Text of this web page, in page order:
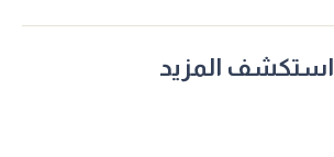
استكشف المزيد